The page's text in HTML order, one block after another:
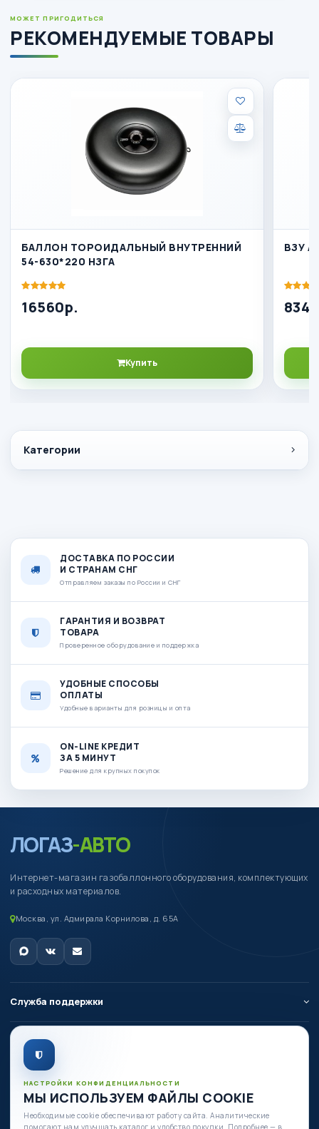
Категории
МОЖЕТ ПРИГОДИТЬСЯ
РЕКОМЕНДУЕМЫЕ ТОВАРЫ
БАЛЛОН ТОРОИДАЛЬНЫЙ ВНУТРЕННИЙ
54-630*220 НЗГА
16560р.
Купить
ВЗУ
ДОСТАВКА ПО РОССИИ
И СТРАНАМ СНГ
Отправляем заказы по России и СНГ
ГАРАНТИЯ И ВОЗВРАТ
ТОВАРА
Проверенное оборудование и поддержка
УДОБНЫЕ СПОСОБЫ
ОПЛАТЫ
Удобные варианты для розницы и опта
ON-LINE КРЕДИТ
ЗА 5 МИНУТ
Решение для крупных покупок
ЛОГАЗ-АВТО
Интернет-магазин газобаллонного оборудования, комплектующих
и расходных материалов.
Москва, ул. Адмирала Корнилова, д. 65А
Служба поддержки
О компании
Личный кабинет
Есть вопросы по оборудованию?
НАСТРОЙКИ КОНФИДЕНЦИАЛЬНОСТИ
МЫ ИСПОЛЬЗУЕМ ФАЙЛЫ COOKIE
Необходимые cookie обеспечивают работу сайта. Аналитические
помогают нам улучшать каталог и удобство покупки. Подробнее — в